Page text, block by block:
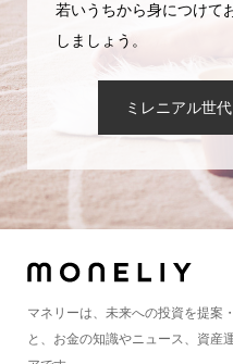
若いうちから身につけて
しましょう。
ミレニアル世
マネリーは、未来への投資を提案
と、お金の知識やニュース、資産